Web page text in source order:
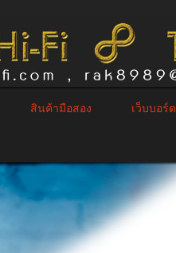
สินค้ามือสอง เว็บบอร์ด